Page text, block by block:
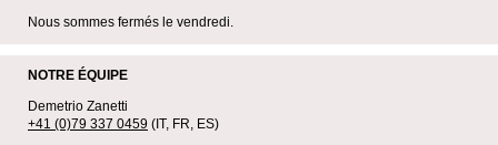
Nous sommes fermés le vendredi.
NOTRE ÉQUIPE
Demetrio Zanetti
+41 (0)79 337 0459 (IT, FR, ES)